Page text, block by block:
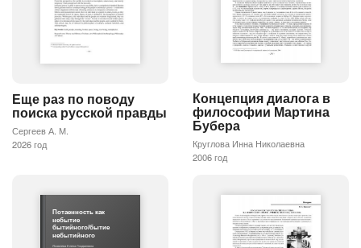
Еще раз по поводу
поиска русской правды
Сергеев А. М.
2026 год
Концепция диалога в
философии Мартина
Бубера
Круглова Инна Николаевна
2006 год
Потаенность как
небытие
бытийного/бытие
небытийного
Яковлева Елена Людвиговна